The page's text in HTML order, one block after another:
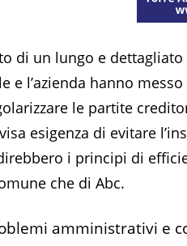
di un lungo e
e l’azienda hanno
le partite
esigenza di evitare
i principi di
che di Abc.
amministrativi e